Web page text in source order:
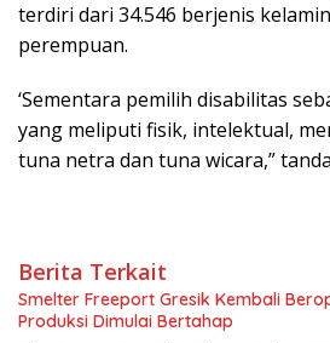
terdiri dari 34.546 berjenis
perempuan.
‘Sementara pemilih disabilitas
yang meliputi fisik, intelektual,
tuna netra dan tuna wicara,”
Berita Terkait
Smelter Freeport Gresik Kembali
Produksi Dimulai Bertahap